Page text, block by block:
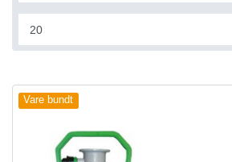
Vare bundt